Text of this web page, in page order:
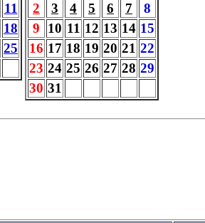
11
18
25
2
3 4 5 6 7
8
9
10 11 12 13 14 15
16 17 18 19 20 21 22
23 24 25 26 27 28 29
30 31